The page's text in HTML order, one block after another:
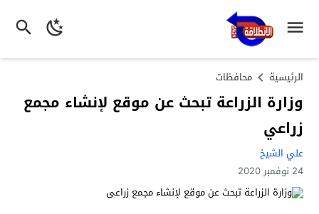
الرئيسية محافظات
وزارة الزراعة تبحث عن موقع لإنشاء مجمع
زراعي
علي الشيخ
24 نوفمبر 2020